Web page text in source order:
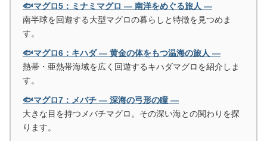
🐟マグロ5：ミナミマグロ ― 南洋をめぐる旅人 ―
南半球を回遊する大型マグロの暮らしと特徴を見つめま
す。
🐟マグロ6：キハダ ― 黄金の体をもつ温海の旅人 ―
熱帯・亜熱帯海域を広く回遊するキハダマグロを紹介しま
す。
🐟マグロ7：メバチ ― 深海の弓形の瞳 ―
大きな目を持つメバチマグロ。その深い海との関わりを探
ります。